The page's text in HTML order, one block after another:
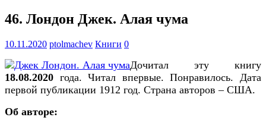
46. Лондон Джек. Алая чума
10.11.2020 ptolmachev Книги 0
Дочитал эту книгу
18.08.2020 года. Читал впервые. Понравилось. Дата
первой публикации 1912 год. Страна авторов – США.
Об авторе: